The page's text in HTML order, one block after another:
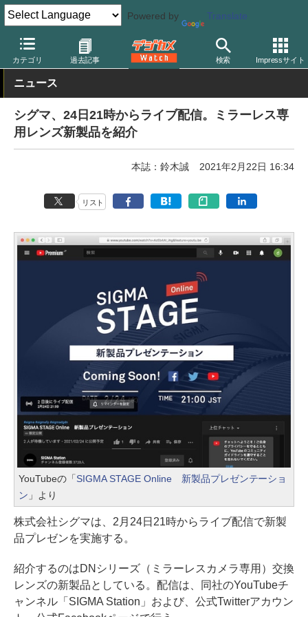
Powered by Translate
カテゴリ 過去記事 検索 Impressサイト
デジカメ Watch レンズ 交換レンズ シグマ
ニュース
シグマ、24日21時からライブ配信。ミラーレス専
用レンズ新製品を紹介
本誌：鈴木誠 2021年2月22日 16:34
リスト
YouTubeの「SIGMA STAGE Online 新製品プレゼンテーショ
ン 」より
株式会社シグマは、2月24日21時からライブ配信で新製
品プレゼンを実施する。
紹介するのはDNシリーズ（ミラーレスカメラ専用）交換
レンズの新製品としている。配信は、同社のYouTubeチ
ャンネル「SIGMA Station」および、公式Twitterアカウン